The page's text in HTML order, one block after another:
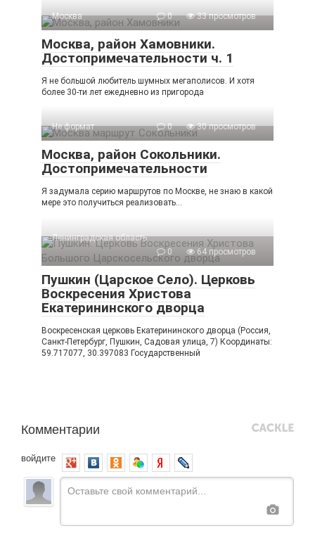
Москва 0 33 просмотров
Москва, район Хамовники.
Достопримечательности ч. 1
Я не большой любитель шумных мегаполисов. И хотя
более 30-ти лет ежедневно из пригорода
Не формат 0 30 просмотров
Москва, район Сокольники.
Достопримечательности
Я задумала серию маршрутов по Москве, не знаю в какой
мере это получиться реализовать…
Ленинградская область
0
64 просмотров
Пушкин (Царское Село). Церковь
Воскресения Христова
Екатерининского дворца
Воскресенская церковь Екатерининского дворца (Россия,
Санкт-Петербург, Пушкин, Садовая улица, 7) Координаты:
59.717077, 30.397083 Государственный
Комментарии
войдите